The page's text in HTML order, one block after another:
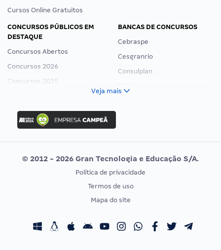
Cursos Online Gratuitos
CONCURSOS PÚBLICOS EM
DESTAQUE
Concursos Abertos
Concursos 2026
Concursos 2025
Concurso Ibama
Concurso MPU
Editais publicados
BANCAS DE CONCURSOS
Cebraspe
Cesgranrio
Consulplan
Vunesp
CONCURSOS POR PROFISSÃO
Concursos Fiscais
EXAME DE ORDEM
Calendário OAB
Veja mais
© 2012 - 2026 Gran Tecnologia e Educação S/A.
Política de privacidade
Termos de uso
Mapa do site